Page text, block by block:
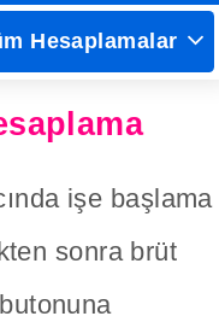
işe başlama
sonra brüt
Hesaplamalar